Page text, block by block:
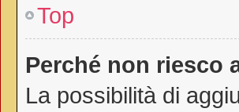
Top
Perché non riesco
La possibilità di